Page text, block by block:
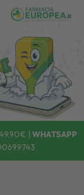
49,90€ | WHATSAPP